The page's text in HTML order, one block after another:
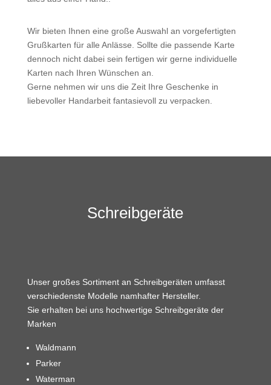
Wir bieten Ihnen eine große Auswahl an vorgefertigten
Grußkarten für alle Anlässe. Sollte die passende Karte
dennoch nicht dabei sein fertigen wir gerne individuelle
Karten nach Ihren Wünschen an.
Gerne nehmen wir uns die Zeit Ihre Geschenke in
liebevoller Handarbeit fantasievoll zu verpacken.
Schreibgeräte
Unser großes Sortiment an Schreibgeräten umfasst
verschiedenste Modelle namhafter Hersteller.
Sie erhalten bei uns hochwertige Schreibgeräte der
Marken
Waldmann
Parker
Waterman